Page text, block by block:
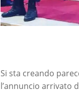
Si sta creando
l’annuncio arrivato